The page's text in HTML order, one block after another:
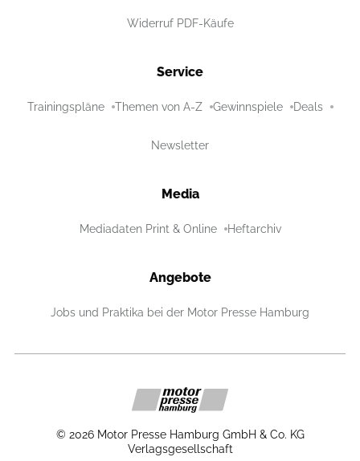
Widerruf PDF-Käufe
Service
Trainingspläne Themen von A-Z Gewinnspiele Deals
Newsletter
Media
Mediadaten Print & Online Heftarchiv
Angebote
Jobs und Praktika bei der Motor Presse Hamburg
© 2026 Motor Presse Hamburg GmbH & Co. KG
Verlagsgesellschaft